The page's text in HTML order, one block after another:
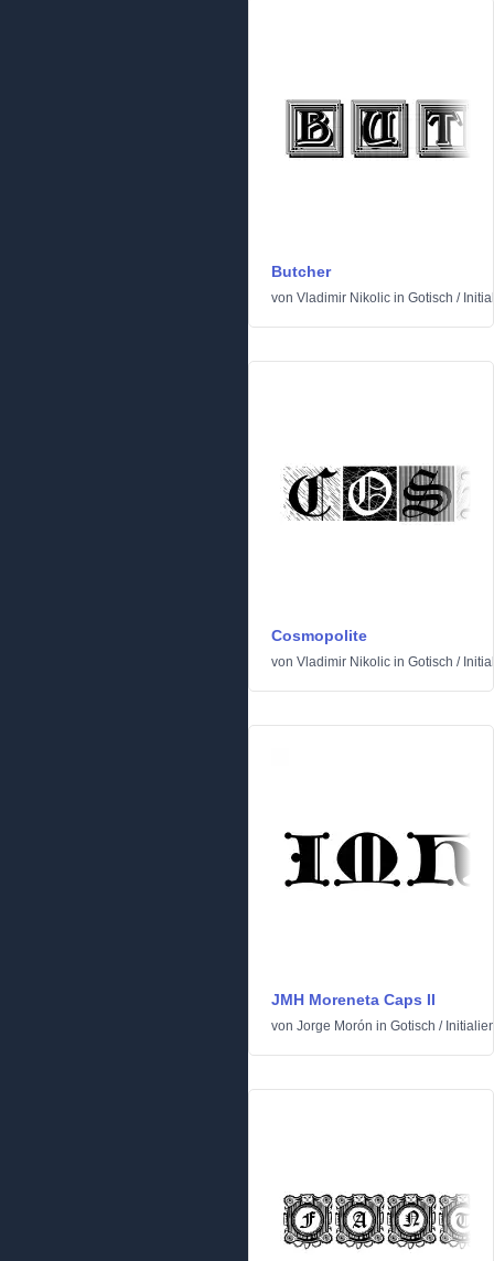
Butcher
von Vladimir Nikolic in Gotisch /
Cosmopolite
von Vladimir Nikolic in Gotisch /
JMH Moreneta Caps II
von Jorge Morón in Gotisch /